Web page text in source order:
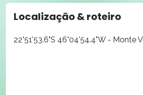
Localização & roteiro
22°51'53.6"S 46°04'54.4"W - Monte